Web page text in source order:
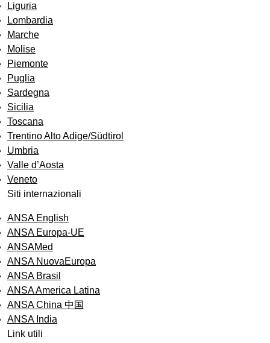
Liguria
Lombardia
Marche
Molise
Piemonte
Puglia
Sardegna
Sicilia
Toscana
Trentino Alto Adige/Südtirol
Umbria
Valle d’Aosta
Veneto
Siti internazionali
ANSA English
ANSA Europa-UE
ANSAMed
ANSA NuovaEuropa
ANSA Brasil
ANSA America Latina
ANSA China 中国
ANSA India
Link utili